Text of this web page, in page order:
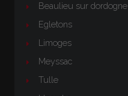
Beaulieu sur dordogne
Egletons
Limoges
Meyssac
Tulle